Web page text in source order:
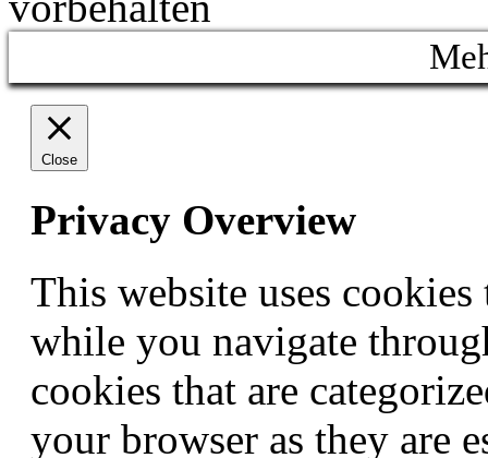
Close
Privacy Overview
This website uses
while you navigate
cookies that are
your browser as they are